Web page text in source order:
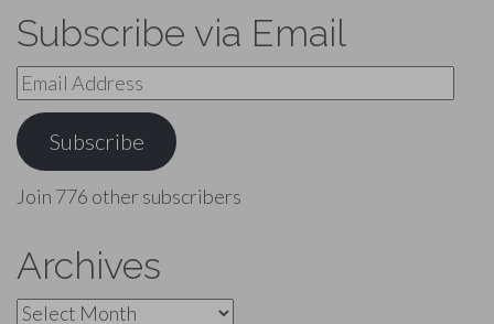
Subscribe via Email
Email
Address
Subscribe
Join 776 other subscribers
Archives
Archives